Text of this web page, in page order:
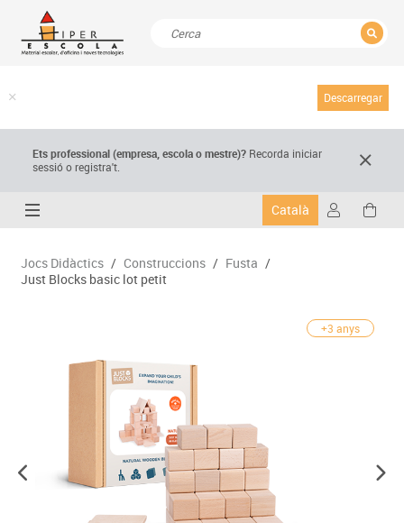
Descarregar
Ets professional (empresa,escola o mestre)? Recorda iniciar
sessió o registra't.
Català
Jocs Didàctics / Construccions / Fusta /
Just Blocks basic lot petit
+3 anys